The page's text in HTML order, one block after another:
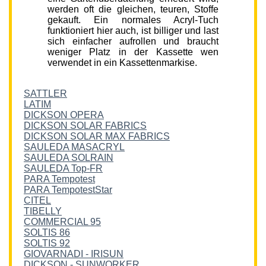
werden oft die gleichen, teuren, Stoffe
gekauft. Ein normales Acryl-Tuch
funktioniert hier auch, ist billiger und last
sich einfacher aufrollen und braucht
weniger Platz in der Kassette wen
verwendet in ein Kassettenmarkise.
SATTLER
LATIM
DICKSON OPERA
DICKSON SOLAR FABRICS
DICKSON SOLAR MAX FABRICS
SAULEDA MASACRYL
SAULEDA SOLRAIN
SAULEDA Top-FR
PARA Tempotest
PARA TempotestStar
CITEL
TIBELLY
COMMERCIAL 95
SOLTIS 86
SOLTIS 92
GIOVARNADI - IRISUN